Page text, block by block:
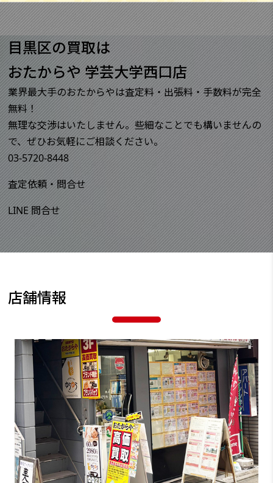
目黒区の買取は
おたからや 学芸大学西口店
業界最大手のおたからやは査定料・出張料・手数料が完全
無料！
無理な交渉はいたしません。些細なことでも構いませんの
で、ぜひお気軽にご相談ください。
03-5720-8448
査定依頼・問合せ
LINE 問合せ
店舗情報